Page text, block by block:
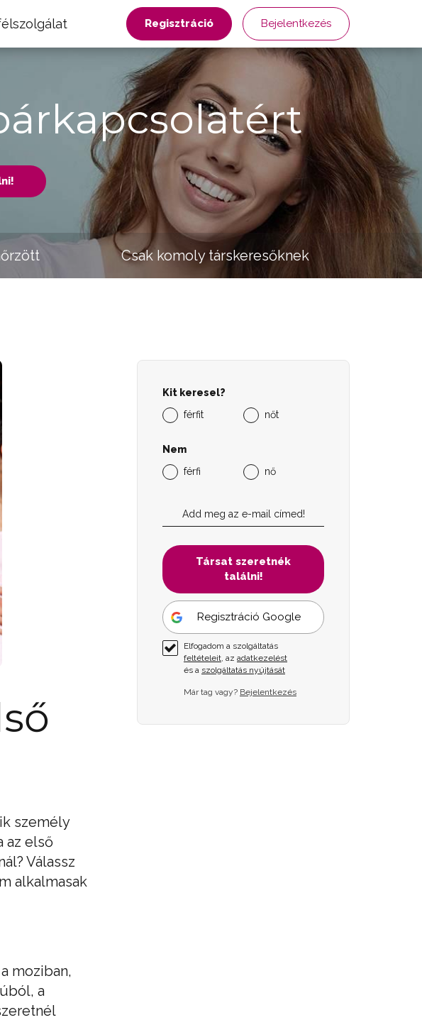
Regisztráció Bejelentkezés
Csak komoly társkeresőknek
személy
az első
Válassz
alkalmasak
moziban,
a
Kit keresel?
férfit
nőt
Nem
férfi
nő
Társat szeretnék
találni!
Regisztráció Google
Elfogadom a szolgáltatás
feltételeit, az adatkezelést
és a szolgáltatás nyújtását
Már tag vagy? Bejelentkezés